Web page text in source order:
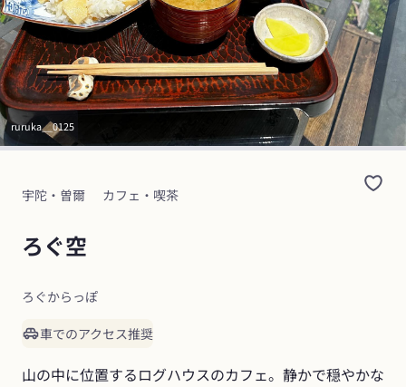
ruruka__0125
宇陀・曽爾 カフェ・喫茶
ろぐ空
ろぐからっぽ
車でのアクセス推奨
山の中に位置するログハウスのカフェ。静かで穏やかな